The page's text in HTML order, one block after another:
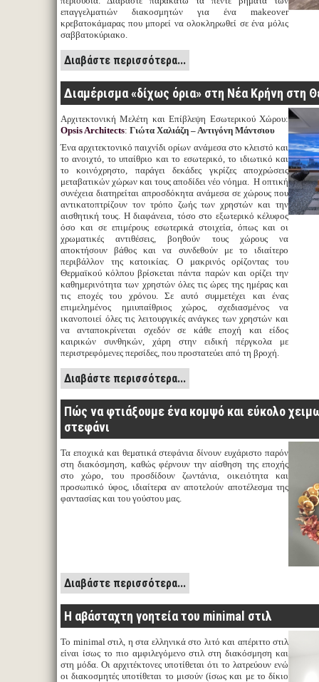
επαγγελματιών διακοσμητών για ένα makeover
κρεβατοκάμαρας που μπορεί να ολοκληρωθεί σε ένα μόλις
σαββατοκύριακο.
Διαβάστε περισσότερα...
Διαμέρισμα «δίχως όρια» στη Νέα Κρήνη στη
Αρχιτεκτονική Μελέτη και Επίβλεψη Εσωτερικού Χώρου:
Opsis Architects: Γιώτα Χαλιάζη – Αντιγόνη Μάντσιου
Ένα αρχιτεκτονικό παιχνίδι ορίων ανάμεσα στο κλειστό και
το ανοιχτό, το υπαίθριο και το εσωτερικό, το ιδιωτικό και
το κοινόχρηστο, παράγει δεκάδες γκρίζες αποχρώσεις
μεταβατικών χώρων και τους αποδίδει νέο νόημα. Η οπτική
συνέχεια διατηρείται απροσδόκητα ανάμεσα σε χώρους που
αντικατοπτρίζουν τον τρόπο ζωής των χρηστών και την
αισθητική τους. Η διαφάνεια, τόσο στο εξωτερικό κέλυφος
όσο και σε επιμέρους εσωτερικά στοιχεία, όπως και οι
χρωματικές αντιθέσεις, βοηθούν τους χώρους να
αποκτήσουν βάθος και να συνδεθούν με το ιδιαίτερο
περιβάλλον της κατοικίας. Ο μακρινός ορίζοντας του
Θερμαϊκού κόλπου βρίσκεται πάντα παρών και ορίζει την
καθημερινότητα των χρηστών όλες τις ώρες της ημέρας και
τις εποχές του χρόνου. Σε αυτό συμμετέχει και ένας
επιμελημένος ημιυπαίθριος χώρος, σχεδιασμένος να
ικανοποιεί όλες τις λειτουργικές ανάγκες των χρηστών και
να ανταποκρίνεται σχεδόν σε κάθε εποχή και είδος
καιρικών συνθηκών, χάρη στην ειδική πέργκολα με
περιστρεφόμενες περσίδες, που προστατεύει από τη βροχή.
Διαβάστε περισσότερα...
Πώς να φτιάξουμε ένα κομψό και εύκολο
στεφάνι
Τα εποχικά και θεματικά στεφάνια δίνουν ευχάριστο παρόν
στη διακόσμηση, καθώς φέρνουν την αίσθηση της εποχής
στο χώρο, του προσδίδουν ζωντάνια, οικειότητα και
προσωπικό ύφος, ιδιαίτερα αν αποτελούν αποτέλεσμα της
φαντασίας και του γούστου μας.
Διαβάστε περισσότερα...
Η αβάσταχτη γοητεία του minimal στιλ
Το minimal στιλ, η στα ελληνικά στο λιτό και απέριττο στιλ
είναι ίσως το πιο αμφιλεγόμενο στιλ στη διακόσμηση και
στη μόδα. Οι αρχιτέκτονες υποτίθεται ότι το λατρεύουν ενώ
οι διακοσμητές υποτίθεται το μισούν (ίσως και με το δίκιο